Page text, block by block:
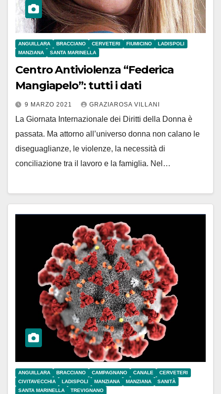
ANGUILLARA BRACCIANO CERVETERI FIUMICINO
LADISPOLI
MANZIANA
SANTA MARINELLA
Centro Antiviolenza “Federica
Mangiapelo”: tutti i dati
9 MARZO 2021 GRAZIAROSA VILLANI
La Giornata Internazionale dei Diritti della Donna è
passata. Ma attorno all’universo donna non calano le
diseguaglianze, le violenze, la necessità di
conciliazione tra il lavoro e la famiglia. Nel…
ANGUILLARA BRACCIANO CAMPAGNANO CANALE
CERVETERI
CIVITAVECCHIA
LADISPOLI MANZIANA MANZIANA
SANITÀ
SANTA MARINELLA
TREVIGNANO